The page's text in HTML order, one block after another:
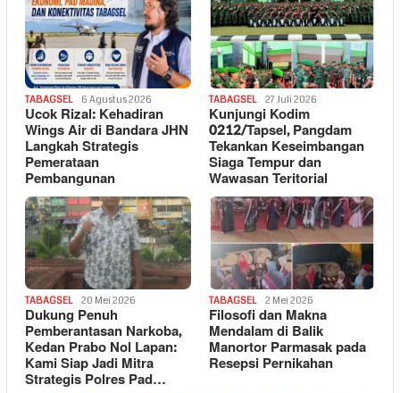
TABAGSEL 6 Agustus 2026
Ucok Rizal: Kehadiran
Wings Air di Bandara JHN
Langkah Strategis
Pemerataan
Pembangunan
TABAGSEL 27 Juli 2026
Kunjungi Kodim
0212/Tapsel, Pangdam
Tekankan Keseimbangan
Siaga Tempur dan
Wawasan Teritorial
TABAGSEL 20 Mei 2026
Dukung Penuh
Pemberantasan Narkoba,
Kedan Prabo Nol Lapan:
Kami Siap Jadi Mitra
Strategis Polres Pad…
TABAGSEL 2 Mei 2026
Filosofi dan Makna
Mendalam di Balik
Manortor Parmasak pada
Resepsi Pernikahan